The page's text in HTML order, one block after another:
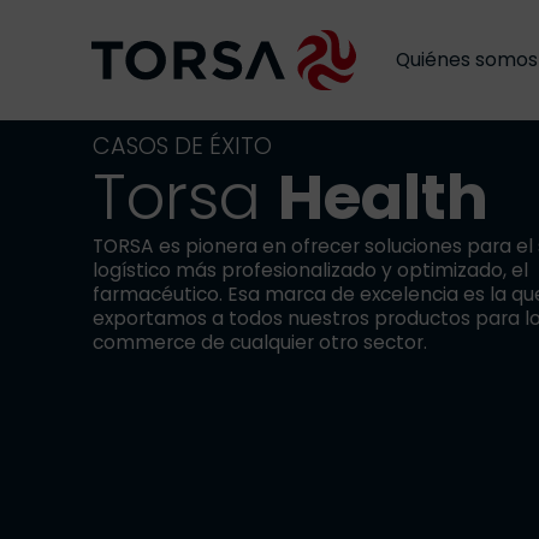
Quiénes somos
CASOS DE ÉXITO
Torsa Health
TORSA es pionera en ofrecer soluciones para
logístico más profesionalizado y optimizado, el
farmacéutico. Esa marca de excelencia es la
exportamos a todos nuestros productos para
commerce de cualquier otro sector.